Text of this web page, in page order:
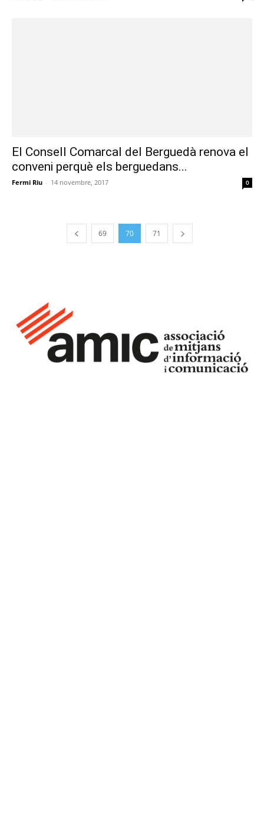
El Consell Comarcal del Berguedà renova el
conveni perquè els berguedans...
Fermi Riu - 14 novembre, 2017 0
69 70 71